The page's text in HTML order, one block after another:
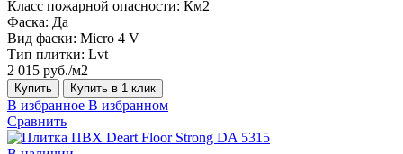
Класс пожарной опасности: Км2
Фаска: Да
Вид фаски: Micro 4 V
Тип плитки: Lvt
2 015 руб./м2
Купить Купить в 1 клик
В избранное В избранном
Сравнить